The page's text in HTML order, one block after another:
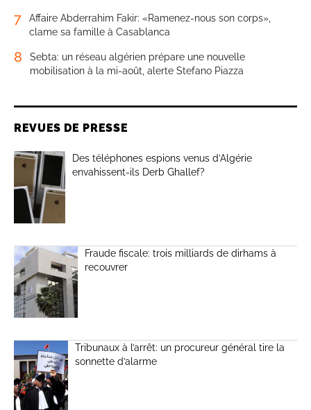
7
Affaire Abderrahim Fakir: «Ramenez-nous son corps»,
clame sa famille à Casablanca
8
Sebta: un réseau algérien prépare une nouvelle
mobilisation à la mi-août, alerte Stefano Piazza
REVUES DE PRESSE
Des téléphones espions venus d’Algérie
envahissent-ils Derb Ghallef?
Fraude fiscale: trois milliards de dirhams à
recouvrer
Tribunaux à l’arrêt: un procureur général tire la
sonnette d’alarme